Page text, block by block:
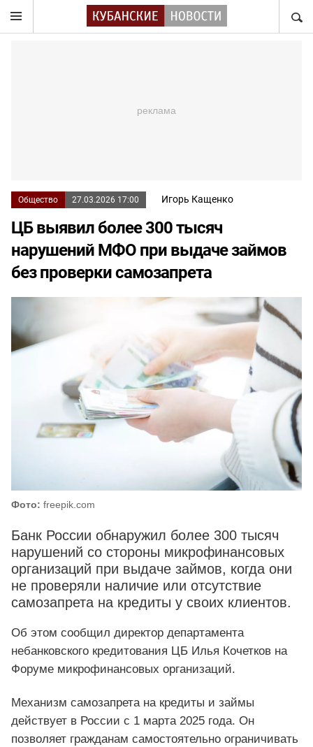
Общество 27.03.2026 17:00 Игорь Кащенко
ЦБ выявил более 300 тысяч
нарушений МФО при выдаче займов
без проверки самозапрета
Фото: freepik.com
Банк России обнаружил более 300 тысяч
нарушений со стороны микрофинансовых
организаций при выдаче займов, когда они
не проверяли наличие или отсутствие
самозапрета на кредиты у своих клиентов.
Об этом сообщил директор департамента
небанковского кредитования ЦБ Илья Кочетков на
Форуме микрофинансовых организаций.
Механизм самозапрета на кредиты и займы
действует в России с 1 марта 2025 года. Он
позволяет гражданам самостоятельно ограничивать